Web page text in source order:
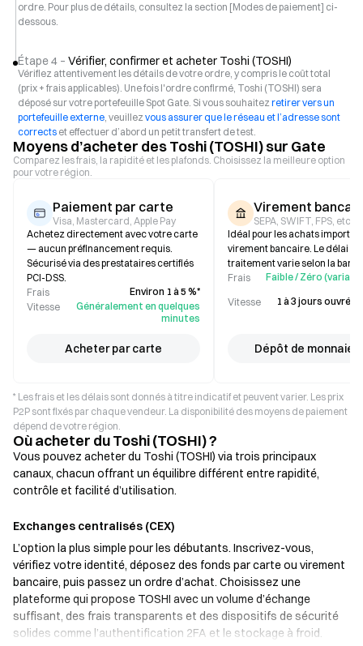
ordre. Pour plus de détails, consultez la section [Modes de paiement] ci-
dessous.
Étape 4 – Vérifier, confirmer et acheter Toshi (TOSHI)
Vérifiez attentivement les détails de votre ordre, y compris le coût total
(prix + frais applicables). Une fois l'ordre confirmé, Toshi (TOSHI) sera
déposé sur votre portefeuille Spot Gate. Si vous souhaitezretirer vers un
portefeuille externe, veuillezvous assurer que le réseau et l’adresse sont
corrects et effectuer d’abord un petit transfert de test.
Moyens d’acheter des Toshi (TOSHI) sur Gate
Comparez les frais, la rapidité et les plafonds. Choisissez la meilleure option
pour votre région.
Paiement par carte
Visa, Mastercard, Apple Pay
Achetez directement avec votre carte
— aucun préfinancement requis.
Sécurisé via des prestataires certifiés
PCI-DSS.
Frais
Environ 1 à 5 %*
Vitesse
Généralement en quelques
minutes
Acheter par carte
Virement
SEPA, SWIFT, FPS, etc.
Idéal pour les achats
virement bancaire. Le délai de
traitement varie selon la
Frais
Faible / Zéro
Vitesse 1 à 3 jours ouvrés
Dépôt de monnaie
* Les frais et les délais sont donnés à titre indicatif et peuvent varier. Les prix
P2P sont fixés par chaque vendeur. La disponibilité des moyens de paiement
dépend de votre région.
Où acheter du Toshi (TOSHI) ?
Vous pouvez acheter du Toshi (TOSHI) via trois principaux
canaux, chacun offrant un équilibre différent entre rapidité,
contrôle et facilité d’utilisation.
Exchanges centralisés (CEX)
L’option la plus simple pour les débutants. Inscrivez-vous,
vérifiez votre identité, déposez des fonds par carte ou virement
bancaire, puis passez un ordre d’achat. Choisissez une
plateforme qui propose TOSHI avec un volume d’échange
suffisant, des frais transparents et des dispositifs de sécurité
solides comme l’authentification 2FA et le stockage à froid.